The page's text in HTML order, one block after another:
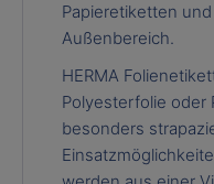
Papieretiketten
Außenbereich.
HERMA
Polyesterfolie oder
besonders